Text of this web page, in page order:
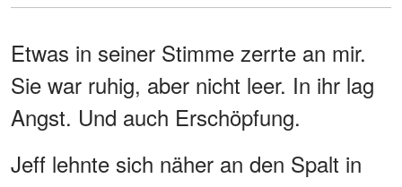
Etwas in seiner Stimme zerrte an mir.
Sie war ruhig, aber nicht leer. In ihr lag
Angst. Und auch Erschöpfung.
Jeff lehnte sich näher an den Spalt in